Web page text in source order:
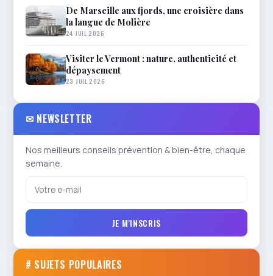
De Marseille aux fjords, une croisière dans
la langue de Molière
24 JUIL 2026
Visiter le Vermont : nature, authenticité et
dépaysement
23 JUIL 2026
✉ NEWSLETTER
Nos meilleurs conseils prévention & bien-être, chaque
semaine.
JE M'INSCRIS
# SUJETS POPULAIRES